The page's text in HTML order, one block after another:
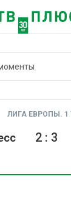
ЛИГА ЕВРОПЫ. 1
2: 3